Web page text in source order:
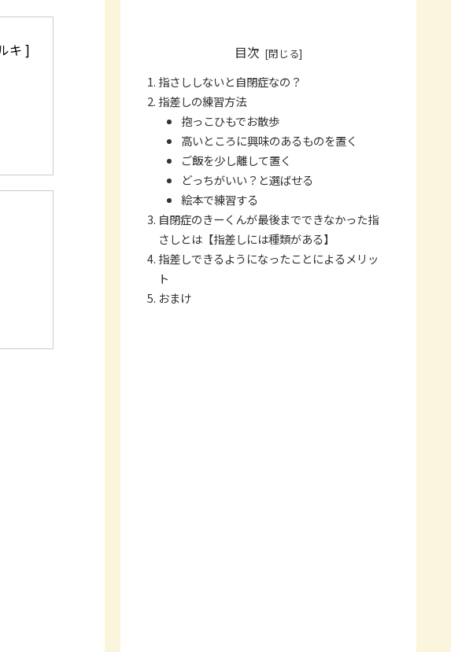
キ ] 目次
指さししないと自閉症なの？
指差しの練習方法
抱っこひもでお散歩
高いところに興味のあるものを置く
ご飯を少し離して置く
どっちがいい？と選ばせる
絵本で練習する
自閉症のきーくんが最後までできなかった指
さしとは【指差しには種類がある】
指差しできるようになったことによるメリッ
ト
おまけ